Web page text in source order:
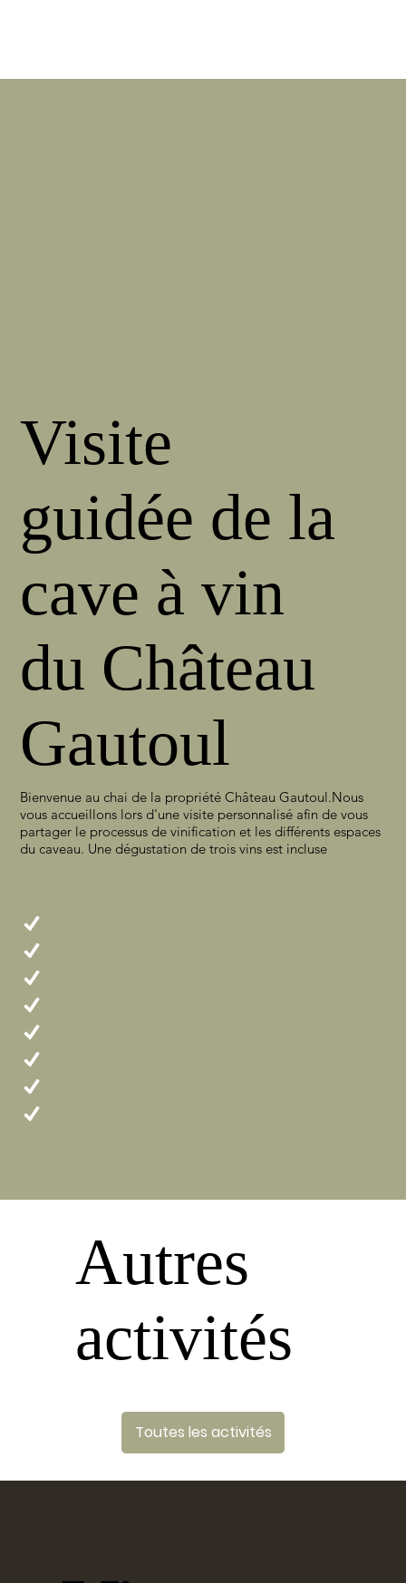
Visite
guidée de la
cave à vin
du Château
Gautoul
Bienvenue au chai de la propriété Château Gautoul.Nous
vous accueillons lors d'une visite personnalisé afin de vous
partager le processus de vinification et les différents espaces
du caveau. Une dégustation de trois vins est incluse
Autres
activités
Toutes les activités